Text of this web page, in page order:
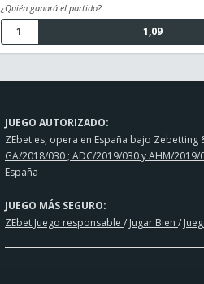
¿Quién ganará el partido?
1,09
1
JUEGO AUTORIZADO:
ZEbet.es, opera en España bajo Zebetting
GA/2018/030 ; ADC/2019/030 y AHM/2019/
España
JUEGO MÁS SEGURO:
ZEbet Juego responsable / Jugar Bien /